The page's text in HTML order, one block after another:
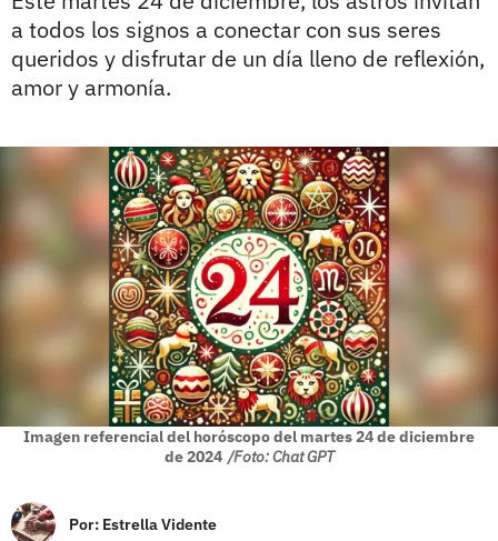
a todos los signos a conectar con sus seres
queridos y disfrutar de un día lleno de reflexión,
amor y armonía.
Imagen referencial del horóscopo del martes 24 de diciembre
de 2024 /Foto: Chat GPT
Por: Estrella Vidente